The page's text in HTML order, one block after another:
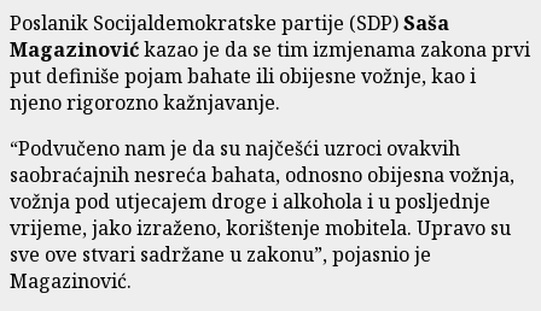
Poslanik Socijaldemokratske partije (SDP)Saša
Magazinovićkazao je da se tim izmjenama zakona prvi
put definiše pojam bahate ili obijesne vožnje, kao i
njeno rigorozno kažnjavanje.
“Podvučeno nam je da su najčešći uzroci ovakvih
saobraćajnih nesreća bahata, odnosno obijesna vožnja,
vožnja pod utjecajem droge i alkohola i u posljednje
vrijeme, jako izraženo, korištenje mobitela. Upravo su
sve ove stvari sadržane u zakonu”, pojasnio je
Magazinović.